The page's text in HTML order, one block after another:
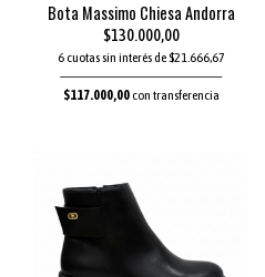
Bota Massimo Chiesa Andorra
$130.000,00
6 cuotas sin interés de $21.666,67
$117.000,00con transferencia